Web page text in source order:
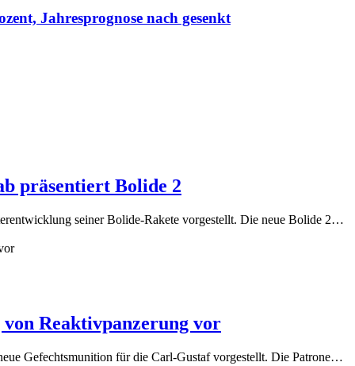
Jahresprognose nach gesenkt
präsentiert Bolide 2
seiner Bolide-Rakete vorgestellt. Die neue Bolide 2…
Reaktivpanzerung vor
Gefechtsmunition für die Carl-Gustaf vorgestellt. Die Patrone…